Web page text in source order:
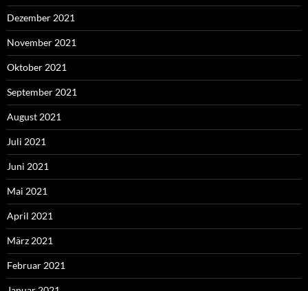
Dezember 2021
November 2021
Oktober 2021
September 2021
August 2021
Juli 2021
Juni 2021
Mai 2021
April 2021
März 2021
Februar 2021